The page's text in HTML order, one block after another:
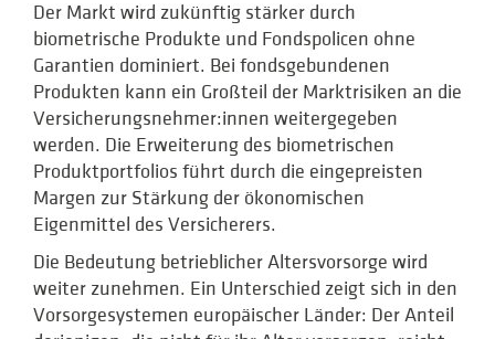
Der Markt wird zukünftig stärker durch
biometrische Produkte und Fondspolicen ohne
Garantien dominiert. Bei fondsgebundenen
Produkten kann ein Großteil der Marktrisiken an die
Versicherungsnehmer:innen weitergegeben
werden. Die Erweiterung des biometrischen
Produktportfolios führt durch die eingepreisten
Margen zur Stärkung der ökonomischen
Eigenmittel des Versicherers.
Die Bedeutung betrieblicher Altersvorsorge wird
weiter zunehmen. Ein Unterschied zeigt sich in den
Vorsorgesystemen europäischer Länder: Der Anteil